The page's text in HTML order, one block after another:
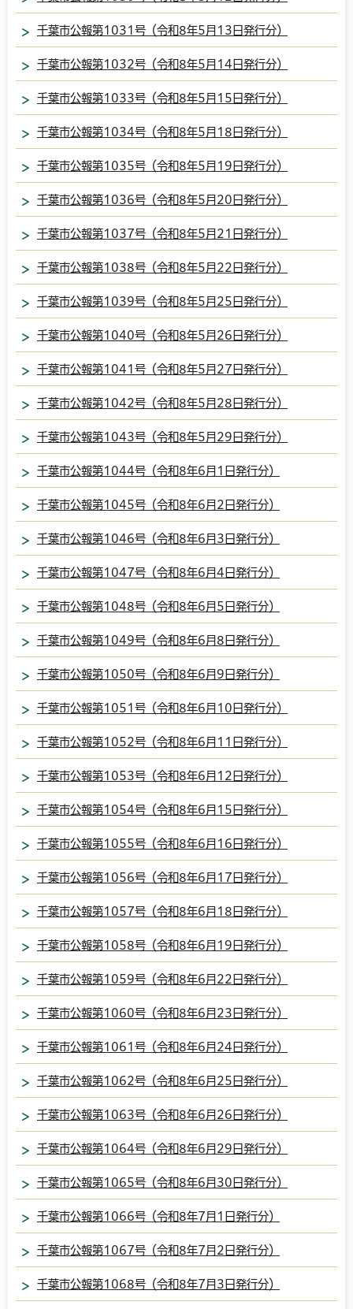
千葉市公報第1031号（令和8年5月13日発行分）
千葉市公報第1032号（令和8年5月14日発行分）
千葉市公報第1033号（令和8年5月15日発行分）
千葉市公報第1034号（令和8年5月18日発行分）
千葉市公報第1035号（令和8年5月19日発行分）
千葉市公報第1036号（令和8年5月20日発行分）
千葉市公報第1037号（令和8年5月21日発行分）
千葉市公報第1038号（令和8年5月22日発行分）
千葉市公報第1039号（令和8年5月25日発行分）
千葉市公報第1040号（令和8年5月26日発行分）
千葉市公報第1041号（令和8年5月27日発行分）
千葉市公報第1042号（令和8年5月28日発行分）
千葉市公報第1043号（令和8年5月29日発行分）
千葉市公報第1044号（令和8年6月1日発行分）
千葉市公報第1045号（令和8年6月2日発行分）
千葉市公報第1046号（令和8年6月3日発行分）
千葉市公報第1047号（令和8年6月4日発行分）
千葉市公報第1048号（令和8年6月5日発行分）
千葉市公報第1049号（令和8年6月8日発行分）
千葉市公報第1050号（令和8年6月9日発行分）
千葉市公報第1051号（令和8年6月10日発行分）
千葉市公報第1052号（令和8年6月11日発行分）
千葉市公報第1053号（令和8年6月12日発行分）
千葉市公報第1054号（令和8年6月15日発行分）
千葉市公報第1055号（令和8年6月16日発行分）
千葉市公報第1056号（令和8年6月17日発行分）
千葉市公報第1057号（令和8年6月18日発行分）
千葉市公報第1058号（令和8年6月19日発行分）
千葉市公報第1059号（令和8年6月22日発行分）
千葉市公報第1060号（令和8年6月23日発行分）
千葉市公報第1061号（令和8年6月24日発行分）
千葉市公報第1062号（令和8年6月25日発行分）
千葉市公報第1063号（令和8年6月26日発行分）
千葉市公報第1064号（令和8年6月29日発行分）
千葉市公報第1065号（令和8年6月30日発行分）
千葉市公報第1066号（令和8年7月1日発行分）
千葉市公報第1067号（令和8年7月2日発行分）
千葉市公報第1068号（令和8年7月3日発行分）